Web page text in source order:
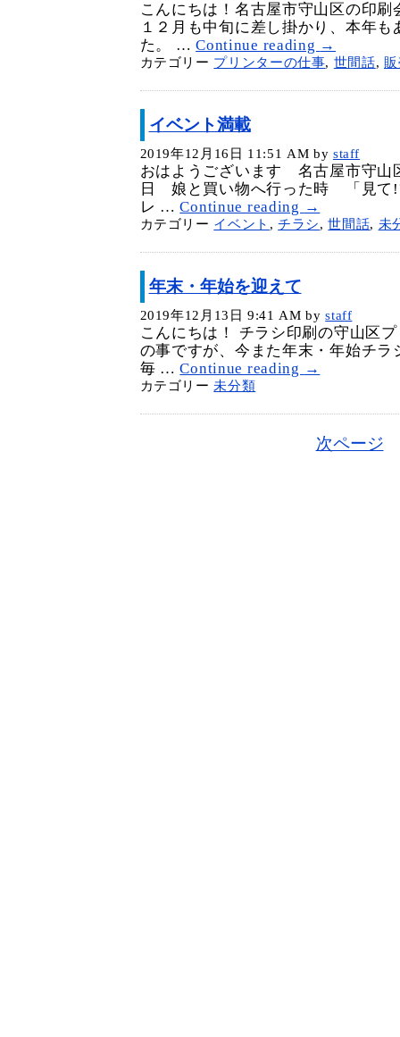
こんにちは！名古屋市守山区の印
１２月も中旬に差し掛かり、本年
た。 …Continue reading →
カテゴリー プリンターの仕事, 世間話,
イベント満載
2019年12月16日 11:51 AM by staff
おはようございます 名古屋市守山
日 娘と買い物へ行った時 「見て
レ …Continue reading →
カテゴリー イベント ,チラシ,世間話, 未
年末・年始を迎えて
2019年12月13日 9:41 AM by staff
こんにちは！ チラシ印刷の守山区
の事ですが、今また年末・年始チラ
毎 …Continue reading →
カテゴリー未分類
次ページ